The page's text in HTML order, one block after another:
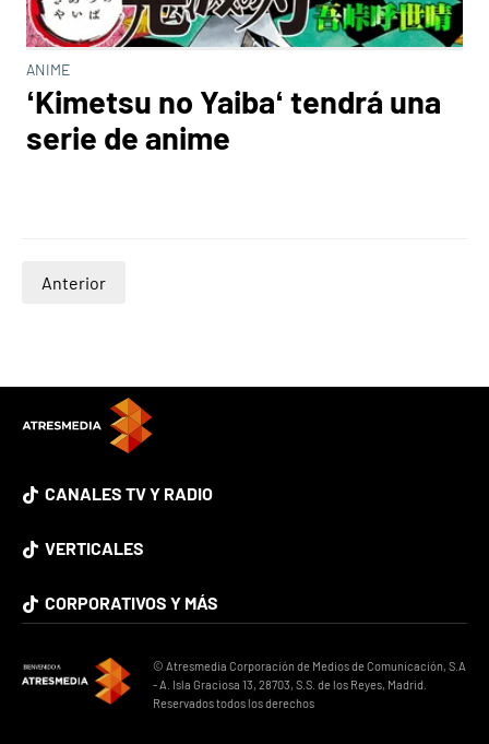
ANIME
‘Kimetsu no Yaiba‘ tendrá una
serie de anime
Anterior
CANALES TV Y RADIO
VERTICALES
CORPORATIVOS Y MÁS
© Atresmedia Corporación de Medios de Comunicación, S.A
- A. Isla Graciosa 13, 28703, S.S. de los Reyes, Madrid.
Reservados todos los derechos